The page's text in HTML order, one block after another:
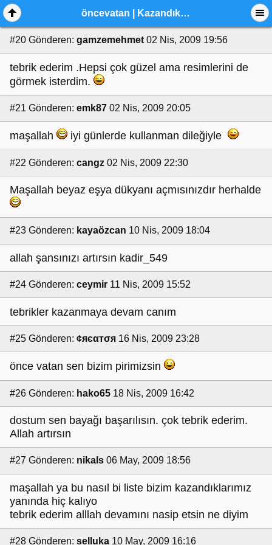
öncevatan | Kazandıklarım
#20 Gönderen: gamzemehmet 02 Nis, 2009 19:56
tebrik ederim .Hepsi çok güzel ama resimlerini de
görmek isterdim.
#21 Gönderen: emk87 02 Nis, 2009 20:05
maşallah iyi günlerde kullanman dileğiyle
#22 Gönderen: cangz 02 Nis, 2009 22:30
Maşallah beyaz eşya dükyanı açmısınızdır herhalde
#23 Gönderen: kayaözcan 10 Nis, 2009 18:04
allah şansınızı artırsın kadir_549
#24 Gönderen: ceymir 11 Nis, 2009 15:52
tebrikler kazanmaya devam canım
#25 Gönderen: ¢яєαтσя 16 Nis, 2009 23:28
önce vatan sen bizim pirimizsin
#26 Gönderen: hako65 18 Nis, 2009 16:42
dostum sen bayağı başarılısın. çok tebrik ederim.
Allah artırsın
#27 Gönderen: nikals 06 May, 2009 18:56
maşallah ya bu nasıl bi liste bizim kazandıklarımız
yanında hiç kalıyo
tebrik ederim alllah devamını nasip etsin ne diyim
#28 Gönderen: selluka 10 May, 2009 16:16